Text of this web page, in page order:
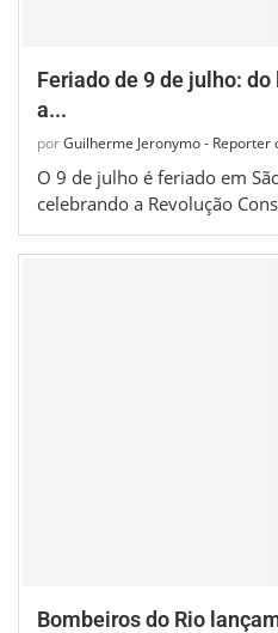
Feriado de 9 de julho:
a...
porGuilherme Jeronymo - Reporter
O 9 de julho é feriado em
celebrando a Revolução
Bombeiros do Rio